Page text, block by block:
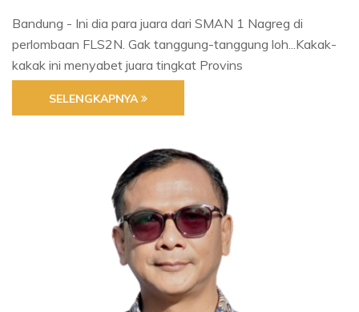
Bandung - Ini dia para juara dari SMAN 1 Nagreg di
perlombaan FLS2N. Gak tanggung-tanggung loh...Kakak-
kakak ini menyabet juara tingkat Provins
SELENGKAPNYA